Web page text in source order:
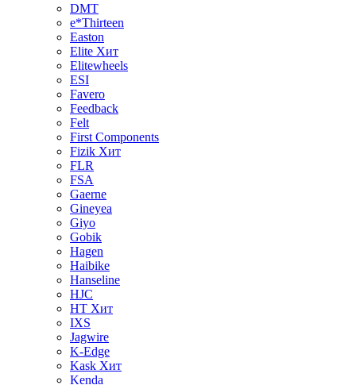
DMT
e*Thirteen
Easton
Elite Хит
Elitewheels
ESI
Favero
Feedback
Felt
First Components
Fizik Хит
FLR
FSA
Gaerne
Gineyea
Giyo
Gobik
Hagen
Haibike
Hanseline
HJC
HT Хит
IXS
Jagwire
K-Edge
Kask Хит
Kenda